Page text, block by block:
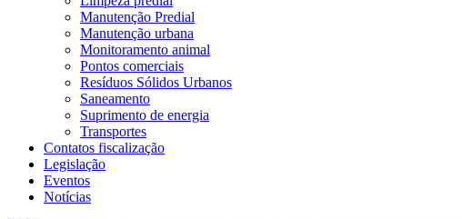
Manutenção Predial
Manutenção urbana
Monitoramento animal
Pontos comerciais
Resíduos Sólidos Urbanos
Saneamento
Suprimento de energia
Transportes
Contatos fiscalização
Legislação
Eventos
Notícias